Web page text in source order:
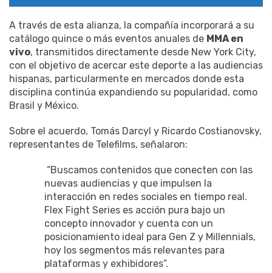
A través de esta alianza, la compañía incorporará a su
catálogo quince o más eventos anuales de MMA en
vivo, transmitidos directamente desde New York City,
con el objetivo de acercar este deporte a las audiencias
hispanas, particularmente en mercados donde esta
disciplina continúa expandiendo su popularidad, como
Brasil y México.
Sobre el acuerdo, Tomás Darcyl y Ricardo Costianovsky,
representantes de Telefilms, señalaron:
“Buscamos contenidos que conecten con las
nuevas audiencias y que impulsen la
interacción en redes sociales en tiempo real.
Flex Fight Series es acción pura bajo un
concepto innovador y cuenta con un
posicionamiento ideal para Gen Z y Millennials,
hoy los segmentos más relevantes para
plataformas y exhibidores”.